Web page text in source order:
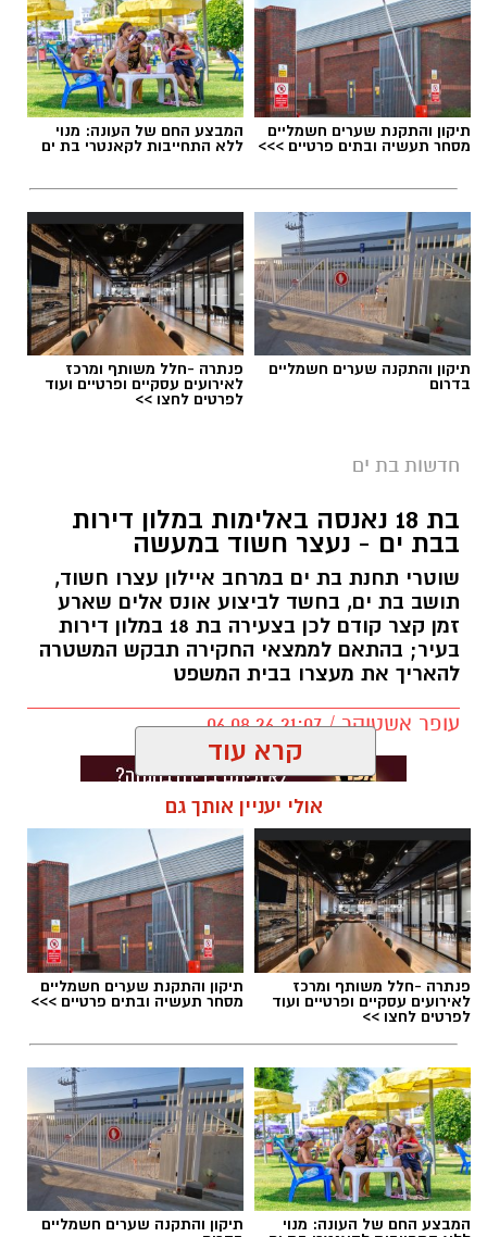
תיקון והתקנת שערים חשמליים
מסחר תעשיה ובתים פרטיים >>>
המבצע החם של העונה: מנוי
ללא התחייבות לקאנטרי בת ים
תיקון והתקנה שערים חשמליים
בדרום
פנתרה -חלל משותף ומרכז
לאירועים עסקיים ופרטיים ועוד
לפרטים לחצו >>
חדשות בת ים
בת 18 נאנסה באלימות במלון דירות
בבת ים - נעצר חשוד במעשה
שוטרי תחנת בת ים במרחב איילון עצרו חשוד,
תושב בת ים, בחשד לביצוע אונס אלים שארע
זמן קצר קודם לכן בצעירה בת 18 במלון דירות
בעיר; בהתאם לממצאי החקירה תבקש המשטרה
להאריך את מעצרו בבית המשפט
עופר אשטוקר / 21:07 06.08.26
תגים:אונס בבת ים
קרא עוד
אולי יעניין אותך גם
פנתרה -חלל משותף ומרכז
לאירועים עסקיים ופרטיים ועוד
לפרטים לחצו >>
תיקון והתקנת שערים חשמליים
מסחר תעשיה ובתים פרטיים >>>
המבצע החם של העונה: מנוי תיקון והתקנה שערים חשמליים